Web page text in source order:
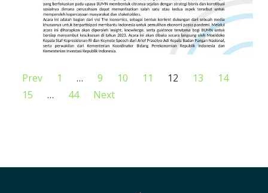
Prev 1 … 9 10 11 12 13
14
15
… 44 Next